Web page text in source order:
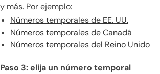
y más. Por ejemplo:
Números temporales de EE. UU.
Números temporales de Canadá
Números temporales del Reino Unido
Paso 3: elija un número temporal